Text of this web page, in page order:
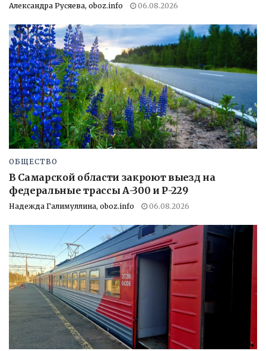
Александра Русяева, oboz.info 06.08.2026
ОБЩЕСТВО
В Самарской области закроют выезд на
федеральные трассы А-300 и Р-229
Надежда Галимуллина, oboz.info 06.08.2026